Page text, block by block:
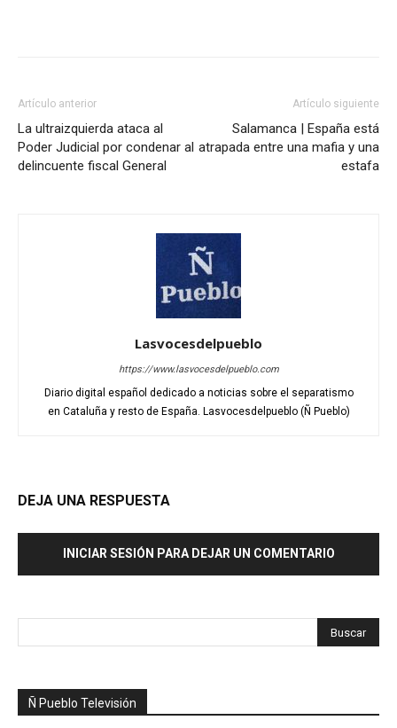
Artículo anterior
La ultraizquierda ataca al
Poder Judicial por condenar al
delincuente fiscal General
Artículo siguiente
Salamanca | España está
atrapada entre una mafia y una
estafa
Lasvocesdelpueblo
https://www.lasvocesdelpueblo.com
Diario digital español dedicado a noticias sobre el separatismo
en Cataluña y resto de España. Lasvocesdelpueblo (Ñ Pueblo)
DEJA UNA RESPUESTA
INICIAR SESIÓN PARA DEJAR UN COMENTARIO
Ñ Pueblo Televisión